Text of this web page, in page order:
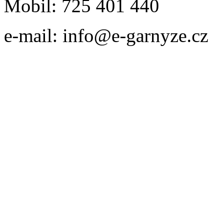
Mobil: 725 401 440
e-mail: info@e-garnyze.cz